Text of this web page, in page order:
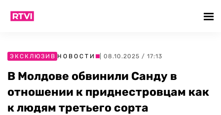
ЭКСКЛЮЗИВ НОВОСТИ | 08.10.2025 / 17:13
В Молдове обвинили Санду в
отношении к приднестровцам как
к людям третьего сорта